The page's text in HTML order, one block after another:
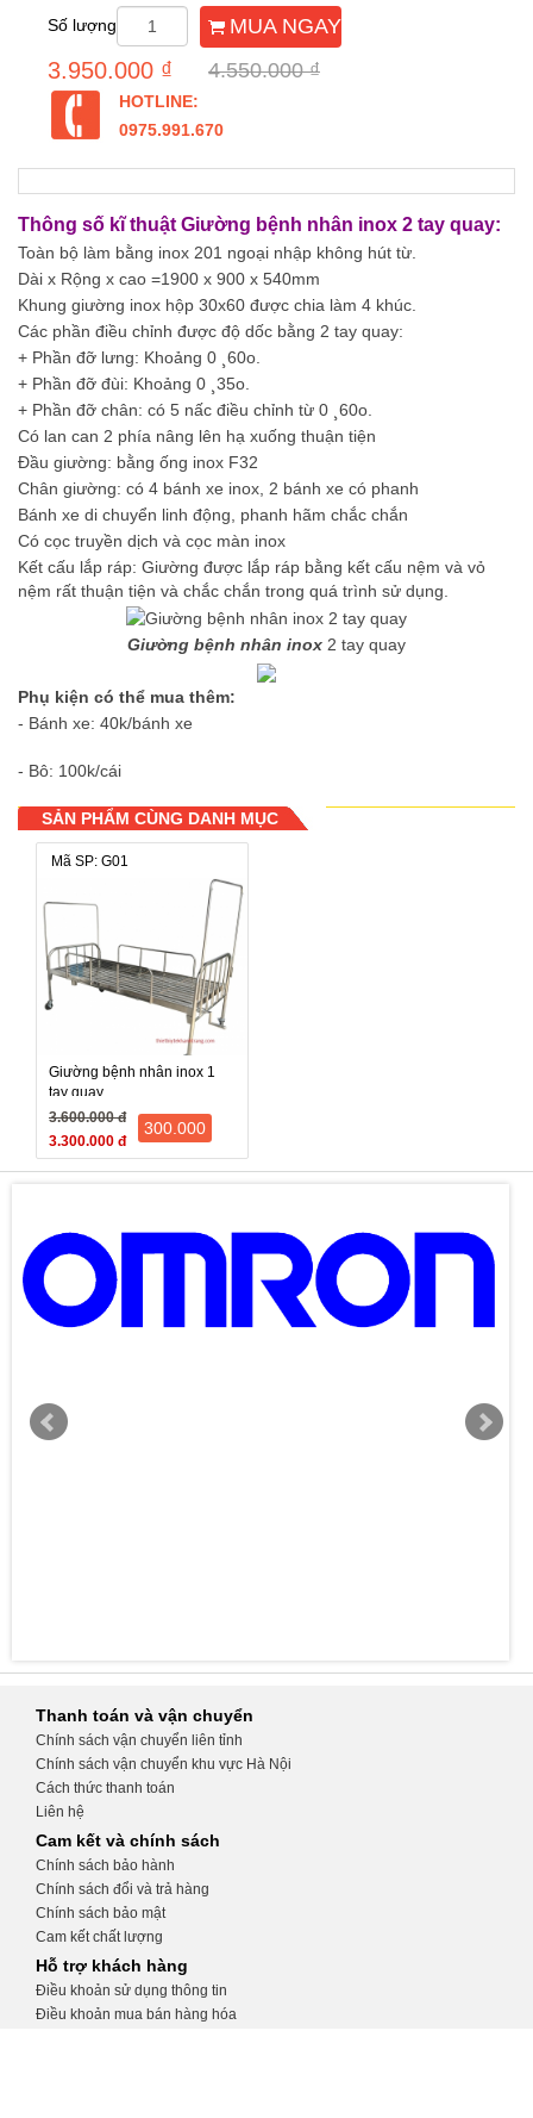
Số lượng MUA NGAY
3.950.000 ₫ 4.550.000 ₫
HOTLINE:
0975.991.670
Thông số kĩ thuật Giường bệnh nhân inox 2 tay quay:
Toàn bộ làm bằng inox 201 ngoại nhập không hút từ.
Dài x Rộng x cao =1900 x 900 x 540mm
Khung giường inox hộp 30x60 được chia làm 4 khúc.
Các phần điều chỉnh được độ dốc bằng 2 tay quay:
+ Phần đỡ lưng: Khoảng 0 ¸60o.
+ Phần đỡ đùi: Khoảng 0 ¸35o.
+ Phần đỡ chân: có 5 nấc điều chỉnh từ 0 ¸60o.
Có lan can 2 phía nâng lên hạ xuống thuận tiện
Đầu giường: bằng ống inox F32
Chân giường: có 4 bánh xe inox, 2 bánh xe có phanh
Bánh xe di chuyển linh động, phanh hãm chắc chắn
Có cọc truyền dịch và cọc màn inox
Kết cấu lắp ráp: Giường được lắp ráp bằng kết cấu nệm và vỏ
nệm rất thuận tiện và chắc chắn trong quá trình sử dụng.
Giường bệnh nhân inox 2 tay quay
Phụ kiện có thể mua thêm:
- Bánh xe: 40k/bánh xe
- Bô: 100k/cái
SẢN PHẨM CÙNG DANH MỤC
Mã SP: G01
Giường bệnh nhân inox 1
tay quay
3.600.000 đ
3.300.000 đ
300.000
Thanh toán và vận chuyển
Chính sách vận chuyển liên tỉnh
Chính sách vận chuyển khu vực Hà Nội
Cách thức thanh toán
Liên hệ
Cam kết và chính sách
Chính sách bảo hành
Chính sách đổi và trả hàng
Chính sách bảo mật
Cam kết chất lượng
Hỗ trợ khách hàng
Điều khoản sử dụng thông tin
Điều khoản mua bán hàng hóa